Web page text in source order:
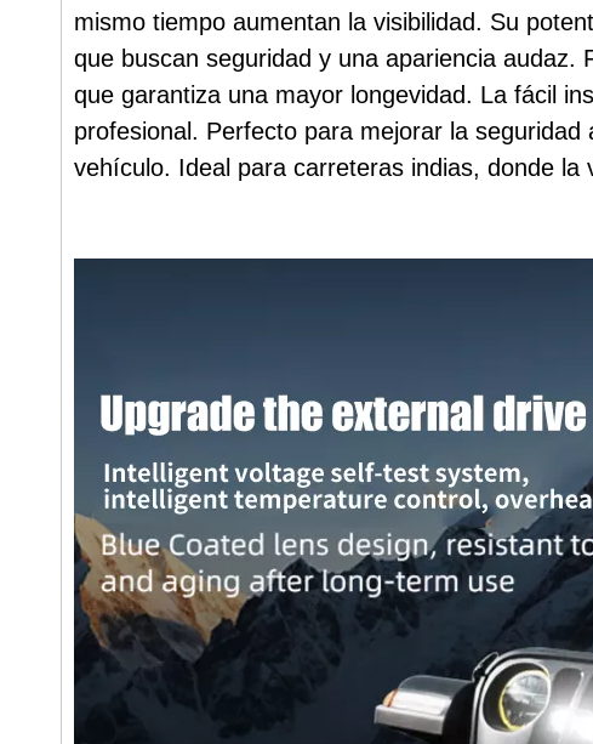
mismo tiempo aumentan la visibilidad. Su
que buscan seguridad y una apariencia
que garantiza una mayor longevidad. La fácil
profesional. Perfecto para mejorar la
vehículo. Ideal para carreteras indias, donde la